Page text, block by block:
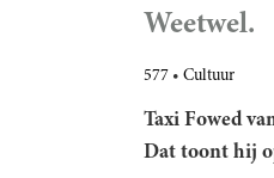
Weetwel.
577 Cultuur
Taxi Fowed
Dat toont hij